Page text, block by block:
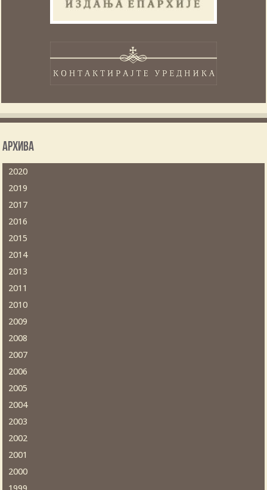
Архива
2020
2019
2017
2016
2015
2014
2013
2011
2010
2009
2008
2007
2006
2005
2004
2003
2002
2001
2000